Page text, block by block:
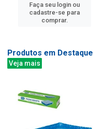
Faça seu login ou
cadastre-se para
comprar.
Produtos em Destaque
Veja mais